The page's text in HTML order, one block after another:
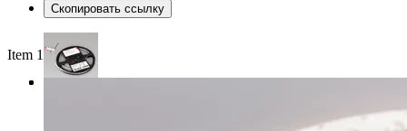
Скопировать ссылку
Item 1 of 3